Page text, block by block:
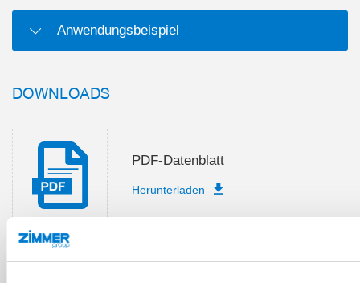
Anwendungsbeispiel
DOWNLOADS
PDF-Datenblatt
Herunterladen